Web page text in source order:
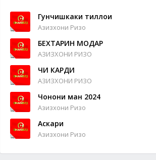
Гунчишкаки тиллои
Азизхони Ризо
БЕХТАРИН МОДАР
АЗИЗХОНИ РИЗО
ЧИ КАРДИ
АЗИЗХОНИ РИЗО
Чонони ман 2024
Азизхони Ризо
Аскари
Азизхони Ризо